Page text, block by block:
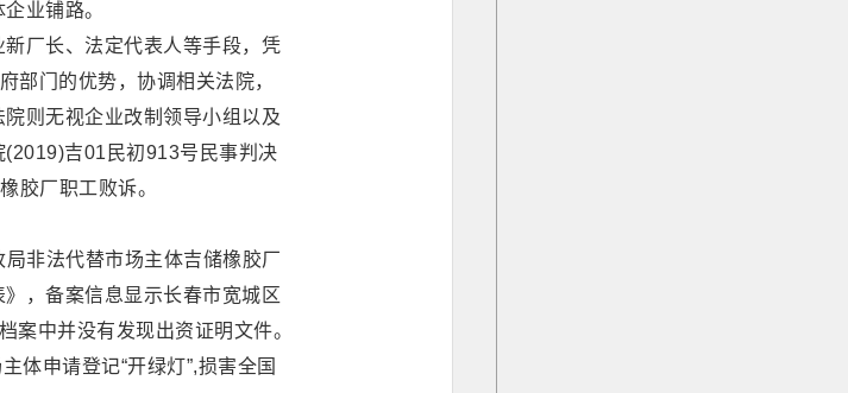
业铺路。
厂长、法定代表人等手段，凭
部门的优势，协调相关法院，
则无视企业改制领导小组以及
吉01民初913号民事判决
胶厂职工败诉。
非法代替市场主体吉储橡胶厂
，备案信息显示长春市宽城区
案中并没有发现出资证明文件。
体申请登记“开绿灯”,损害全国